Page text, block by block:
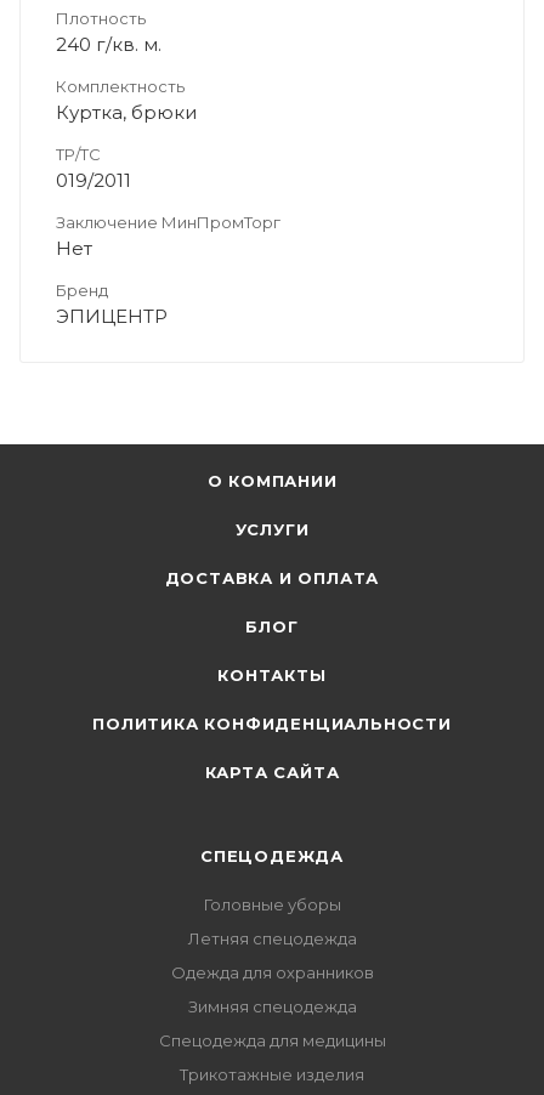
Плотность
240 г/кв. м.
Комплектность
Куртка, брюки
ТР/ТС
019/2011
Заключение МинПромТорг
Нет
Бренд
ЭПИЦЕНТР
О КОМПАНИИ
УСЛУГИ
ДОСТАВКА И ОПЛАТА
БЛОГ
КОНТАКТЫ
ПОЛИТИКА КОНФИДЕНЦИАЛЬНОСТИ
КАРТА САЙТА
СПЕЦОДЕЖДА
Головные уборы
Летняя спецодежда
Одежда для охранников
Зимняя спецодежда
Спецодежда для медицины
Трикотажные изделия